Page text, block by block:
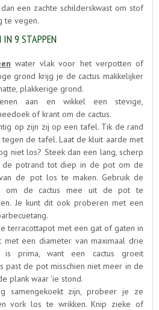
een zachte schilderskwast om stof
te vegen.
IN 9 STAPPEN
water vlak voor het verpotten of
grond krijg je de cactus makkelijker
plakkerige grond.
aan en wikkel een stevige,
of krant om de cactus.
op zijn zij op een tafel. Tik de rand
de tafel. Laat de kluit aarde met
niet los? Steek dan een lang, scherp
de potrand tot diep in de pot om de
de pot los te maken. Gebruik de
om de cactus mee uit de pot te
Je kunt dit ook proberen met een
terracottapot met een gat of gaten in
met een diameter van maximaal drie
is prima, want een cactus groeit
past de pot misschien niet meer in de
plank waar 'ie stond.
samengekoekt zijn, probeer je ze
vork los te wrikken. Knip zieke of